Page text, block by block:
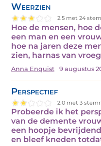
Weerzien
2.5 met 24
Hoe de mensen, hoe
een man en een
hoe na jaren deze
zien, harnas van
Anna Enquist 9 augustus
Perspectief
2.0 met 3
Probeerde ik het
van de demente
een hoopje
en bleef kneden